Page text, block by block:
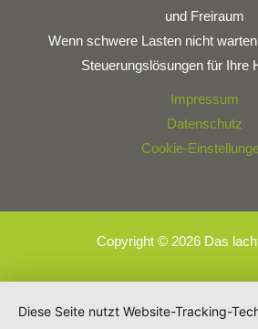
und Freiraum
Wenn schwere Lasten nicht
Steuerungslösungen für Ihre
Impressum
Datenschutz
Cookie-
Copyright © 2026 Das
Diese Seite nutzt Website-Tracking-